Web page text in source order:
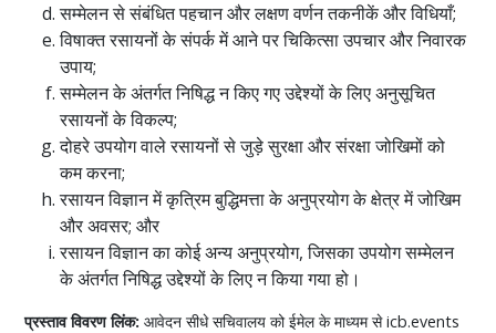
सम्मेलन से संबंधित पहचान और लक्षण वर्णन तकनीकें और विधियाँ;
विषाक्त रसायनों के संपर्क में आने पर चिकित्सा उपचार और निवारक
उपाय;
सम्मेलन के अंतर्गत निषिद्ध न किए गए उद्देश्यों के लिए अनुसूचित
रसायनों के विकल्प;
दोहरे उपयोग वाले रसायनों से जुड़े सुरक्षा और संरक्षा जोखिमों को
कम करना;
रसायन विज्ञान में कृत्रिम बुद्धिमत्ता के अनुप्रयोग के क्षेत्र में जोखिम
और अवसर; और
रसायन विज्ञान का कोई अन्य अनुप्रयोग, जिसका उपयोग सम्मेलन
के अंतर्गत निषिद्ध उद्देश्यों के लिए न किया गया हो।
प्रस्ताव विवरण लिंक: आवेदन सीधे सचिवालय को ईमेल के माध्यम से icb.events